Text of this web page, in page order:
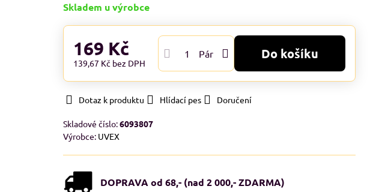
Skladem u výrobce
169 Kč
139,67 Kč bez DPH
Pár Do košíku
Dotaz k produktu Hlídací pes Doručení
Skladové číslo:6093807
Výrobce: UVEX
DOPRAVA od 68,- (nad 2 000,- ZDARMA)